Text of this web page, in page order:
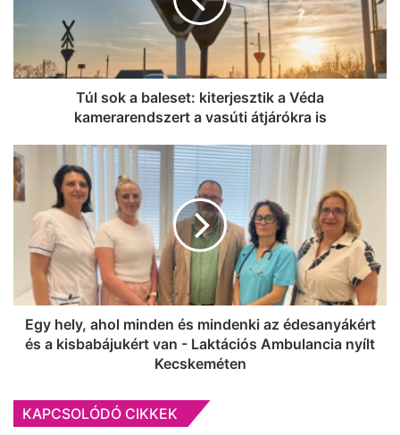
a
kamerarendszert
a
Túl sok a baleset: kiterjesztik a Véda
kamerarendszert a vasúti átjárókra is
Egy
hely,
ahol
minden
mindenki
édesanyákért
és
kisbabájukért
Laktációs
Ambulancia
Egy hely, ahol minden és mindenki az édesanyákért
és a kisbabájukért van - Laktációs Ambulancia nyílt
Kecskeméten
KAPCSOLÓDÓ CIKKEK